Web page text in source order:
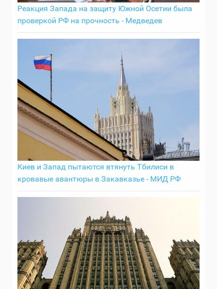
Реакция Запада на защиту Южной Осетии была
проверкой РФ на прочность - Медведев
Киев и Запад пытаются втянуть Тбилиси в
кровавые авантюры в Закавказье - МИД РФ